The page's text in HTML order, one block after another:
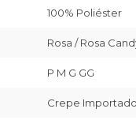
100% Poliéster
Rosa / Rosa
P M G GG
Crepe Importado